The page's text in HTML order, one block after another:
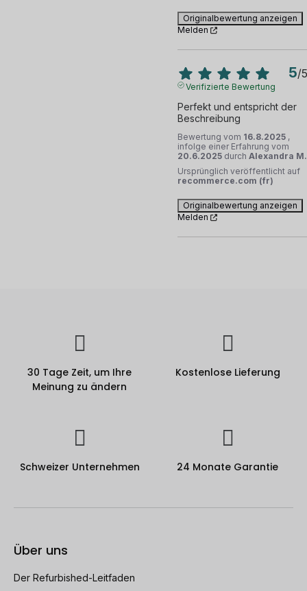
Originalbewertung anzeigen
Melden
5/5
Verifizierte Bewertung
Perfekt und entspricht der
Beschreibung
Bewertung vom 16.8.2025 ,
infolge einer Erfahrung vom
20.6.2025 durch Alexandra M.
Ursprünglich veröffentlicht auf
recommerce.com (fr)
Originalbewertung anzeigen
Melden
30 Tage Zeit, um Ihre
Meinung zu ändern
Kostenlose Lieferung
Schweizer Unternehmen 24 Monate Garantie
Über uns
Der Refurbished-Leitfaden